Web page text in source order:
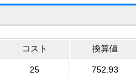
コスト 換算値
25 752.93